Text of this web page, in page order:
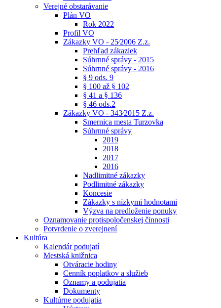
Verejné obstarávanie
Plán VO
Rok 2022
Profil VO
Zákazky VO - 25⁄2006 Z.z.
Prehľad zákaziek
Súhrnné správy - 2015
Súhrnné správy - 2016
§ 9 ods. 9
§ 100 až § 102
§ 41 a § 136
§ 46 ods.2
Zákazky VO - 343⁄2015 Z.z.
Smernica mesta Turzovka
Súhrnné správy
2019
2018
2017
2016
Nadlimitné zákazky
Podlimitné zákazky
Koncesie
Zákazky s nízkymi hodnotami
Výzva na predloženie ponuky
Oznamovanie protispoločenskej činnosti
Potvrdenie o zverejnení
Kultúra
Kalendár podujatí
Mestská knižnica
Otváracie hodiny
Cenník poplatkov a služieb
Oznamy a podujatia
Dokumenty
Kultúrne podujatia